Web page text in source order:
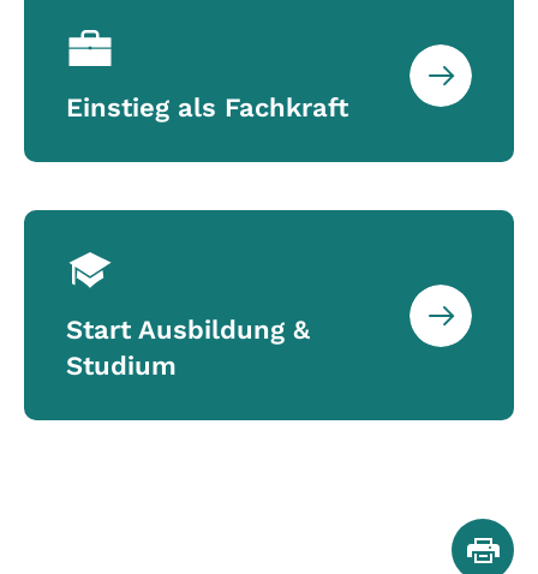
Einstieg als Fachkraft
Start Ausbildung &
Studium